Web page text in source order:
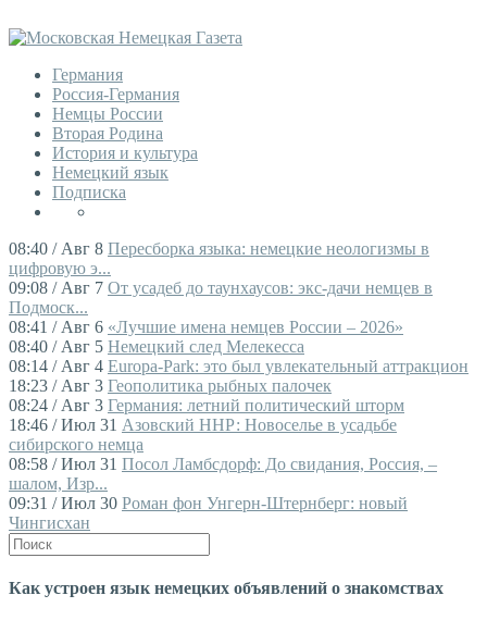
Германия
Россия-Германия
Немцы России
Вторая Родина
История и культура
Немецкий язык
Подписка
08:40 / Авг 8 Пересборка языка: немецкие неологизмы в
цифровую э...
09:08 / Авг 7 От усадеб до таунхаусов: экс-дачи немцев в
Подмоск...
08:41 / Авг 6 «Лучшие имена немцев России – 2026»
08:40 / Авг 5 Немецкий след Мелекесса
08:14 / Авг 4 Europa-Park: это был увлекательный аттракцион
18:23 / Авг 3 Геополитика рыбных палочек
08:24 / Авг 3 Германия: летний политический шторм
18:46 / Июл 31 Азовский ННР: Новоселье в усадьбе
сибирского немца
08:58 / Июл 31 Посол Ламбсдорф: До свидания, Россия, –
шалом, Изр...
09:31 / Июл 30 Роман фон Унгерн-Штернберг: новый
Чингисхан
Как устроен язык немецких объявлений о знакомствах